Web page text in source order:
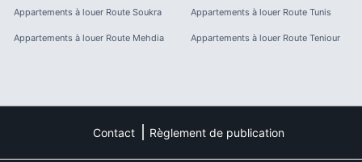
Appartements à louer Route Soukra Appartements à louer Route Tunis
Appartements à louer Route Mehdia Appartements à louer Route Teniour
Contact Règlement de publication